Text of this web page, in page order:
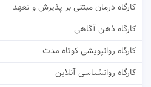
کارگاه درمان مبتنی بر پذیرش و تعهد
کارگاه ذهن آگاهی
کارگاه روانپویشی کوتاه مدت
کارگاه روانشناسی آنلاین